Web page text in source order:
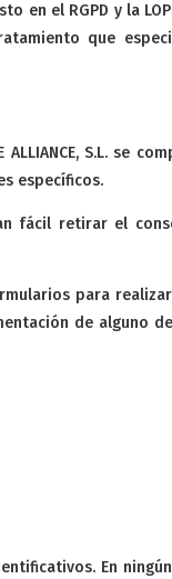
el RGPD y la
que
S.L. se
específicos.
fácil retirar el
para
de alguno
En